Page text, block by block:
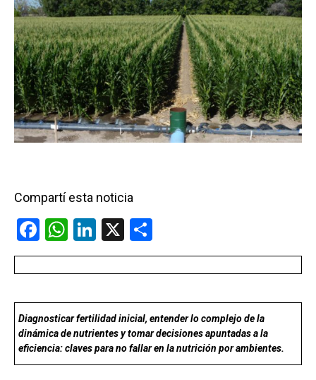
Compartí esta noticia
F
a
ce
b
o
o
k
W
h
at
s
A
p
p
Li
n
ke
dI
n
X
o
m
p
ar
tir
Diagnosticar fertilidad inicial, entender lo complejo de la
dinámica de nutrientes y tomar decisiones apuntadas a la
eficiencia: claves para no fallar en la nutrición por ambientes.